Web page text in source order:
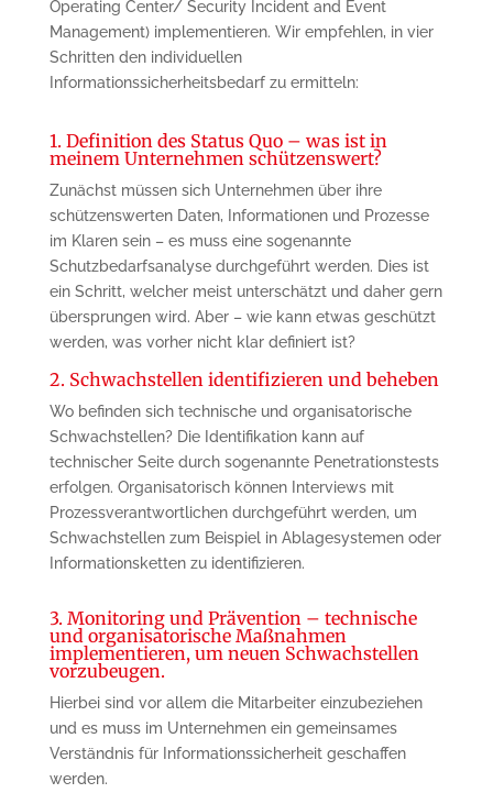
Operating Center/ Security Incident and Event
Management) implementieren. Wir empfehlen, in vier
Schritten den individuellen
Informationssicherheitsbedarf zu ermitteln:
1. Definition des Status Quo – was ist in
meinem Unternehmen schützenswert?
Zunächst müssen sich Unternehmen über ihre
schützenswerten Daten, Informationen und Prozesse
im Klaren sein – es muss eine sogenannte
Schutzbedarfsanalyse durchgeführt werden. Dies ist
ein Schritt, welcher meist unterschätzt und daher gern
übersprungen wird. Aber – wie kann etwas geschützt
werden, was vorher nicht klar definiert ist?
2. Schwachstellen identifizieren und beheben
Wo befinden sich technische und organisatorische
Schwachstellen? Die Identifikation kann auf
technischer Seite durch sogenannte Penetrationstests
erfolgen. Organisatorisch können Interviews mit
Prozessverantwortlichen durchgeführt werden, um
Schwachstellen zum Beispiel in Ablagesystemen oder
Informationsketten zu identifizieren.
3. Monitoring und Prävention – technische
und organisatorische Maßnahmen
implementieren, um neuen Schwachstellen
vorzubeugen.
Hierbei sind vor allem die Mitarbeiter einzubeziehen
und es muss im Unternehmen ein gemeinsames
Verständnis für Informationssicherheit geschaffen
werden.